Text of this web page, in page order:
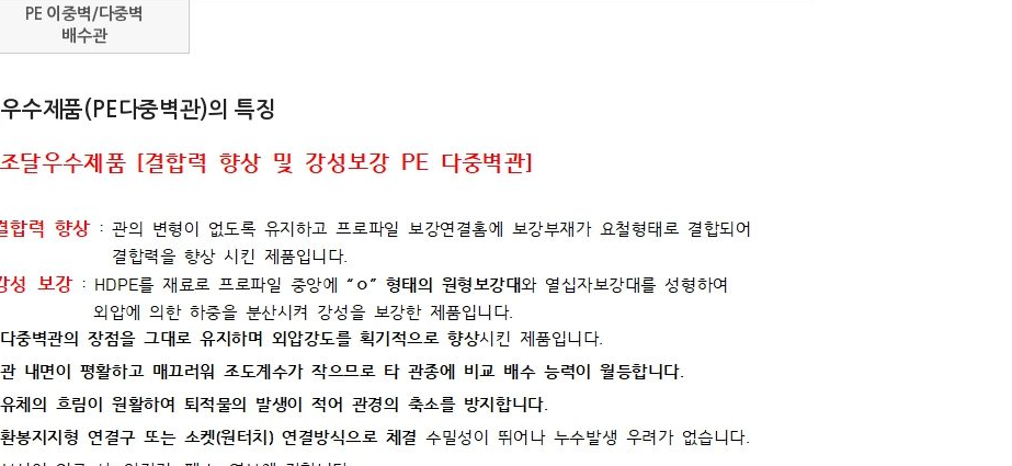
PE 이중벽/다중벽
배수관
우수제품(PE다중벽관)의 특징